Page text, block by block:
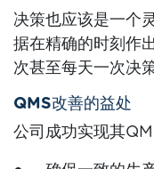
决策也应该是一个
据在精确的时刻作
次甚至每天一次决策
QMS改善的益处
公司成功实现其